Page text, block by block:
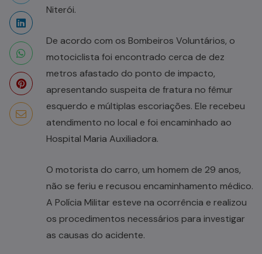
Niterói.
De acordo com os Bombeiros Voluntários, o
motociclista foi encontrado cerca de dez
metros afastado do ponto de impacto,
apresentando suspeita de fratura no fêmur
esquerdo e múltiplas escoriações. Ele recebeu
atendimento no local e foi encaminhado ao
Hospital Maria Auxiliadora.
O motorista do carro, um homem de 29 anos,
não se feriu e recusou encaminhamento médico.
A Polícia Militar esteve na ocorrência e realizou
os procedimentos necessários para investigar
as causas do acidente.